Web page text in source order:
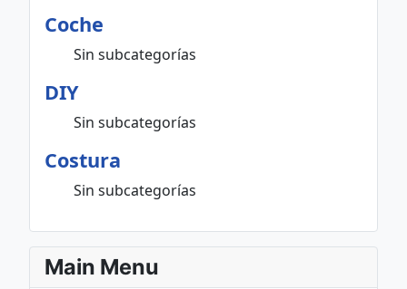
Coche
Sin subcategorías
DIY
Sin subcategorías
Costura
Sin subcategorías
Main Menu